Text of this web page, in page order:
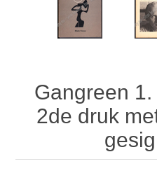
Gangreen
2de druk